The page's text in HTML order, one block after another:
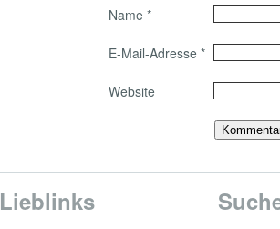
Name *
E-Mail-Adresse *
Website
Lieblinks